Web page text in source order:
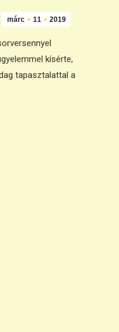
márc 11 2019
kísérte,
tapasztalattal a